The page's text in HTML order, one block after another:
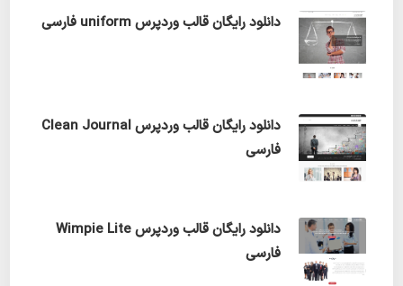
دانلود رایگان قالب وردپرس uniform فارسی
دانلود رایگان قالب وردپرس Clean Journal
فارسی
دانلود رایگان قالب وردپرس Wimpie Lite
فارسی